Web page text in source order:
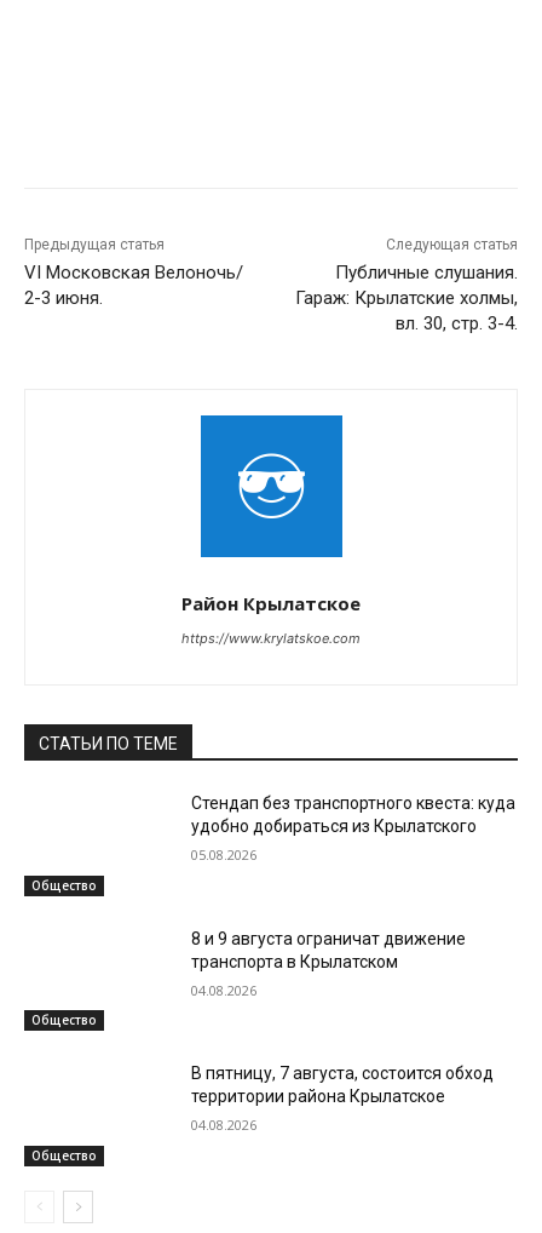
Предыдущая статья
VI Московская Велоночь/
2-3 июня.
Следующая статья
Публичные слушания.
Гараж: Крылатские холмы,
вл. 30, стр. 3-4.
Район Крылатское
https://www.krylatskoe.com
СТАТЬИ ПО ТЕМЕ
Общество
Стендап без транспортного квеста: куда
удобно добираться из Крылатского
05.08.2026
Общество
8 и 9 августа ограничат движение
транспорта в Крылатском
04.08.2026
Общество
В пятницу, 7 августа, состоится обход
территории района Крылатское
04.08.2026